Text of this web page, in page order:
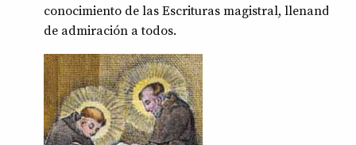
conocimiento de las Escrituras magistral, llenando
de admiración a todos.